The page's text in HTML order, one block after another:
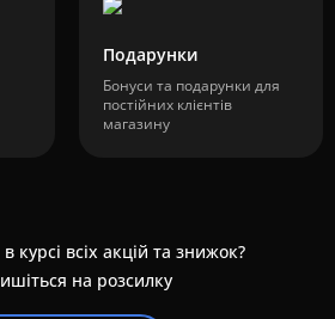
Подарунки
Бонуси та подарунки для
постійних клієнтів
магазину
курсі всіх акцій та знижок?
на розсилку